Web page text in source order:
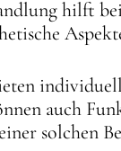
hilft
auch
solchen